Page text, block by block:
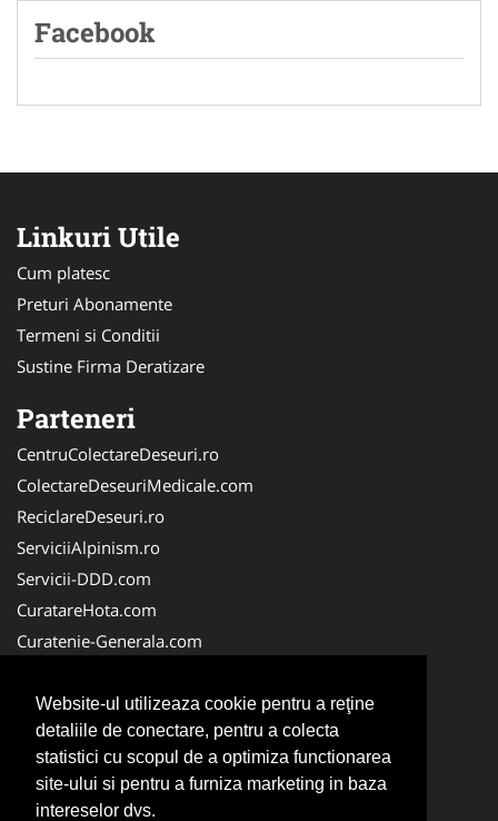
Website-ul utilizeaza cookie pentru a reţine
detaliile de conectare, pentru a colecta
statistici cu scopul de a optimiza functionarea
site-ului si pentru a furniza marketing in baza
intereselor dvs.
Facebook
Linkuri Utile
Cum platesc
Preturi Abonamente
Termeni si Conditii
Sustine Firma Deratizare
Parteneri
CentruColectareDeseuri.ro
ColectareDeseuriMedicale.com
ReciclareDeseuri.ro
ServiciiAlpinism.ro
Servicii-DDD.com
CuratareHota.com
Curatenie-Generala.com
Spalatorie-Covoare.com
Spalatorie-Curatatorie.ro
Spalatorie-Curatatorie.com
Servicii-Deratizare.com